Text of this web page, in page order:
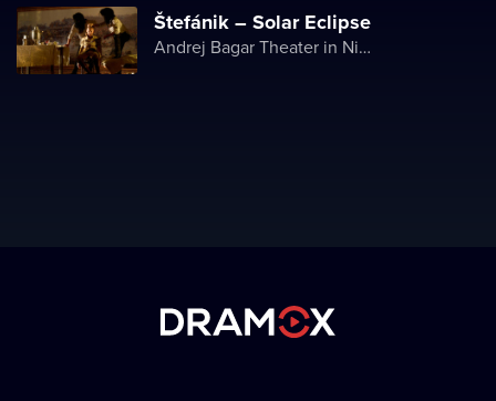
Štefánik – Solar Eclipse
Andrej Bagar Theater in Nitra